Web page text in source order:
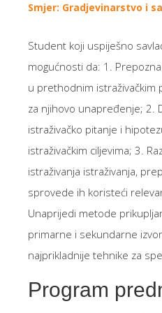
Smjer: Gradjevinarstvo i
Student koji uspiješno
mogućnosti da: 1.
u prethodnim istraživačkim
za njihovo unapređenje; 2.
istraživačko pitanje i
istraživačkim ciljevima; 3.
istraživanja istraživanja,
sprovede ih koristeći
Unaprijedi metode
primarne i sekundarne
najprikladnije tehnike za
Program